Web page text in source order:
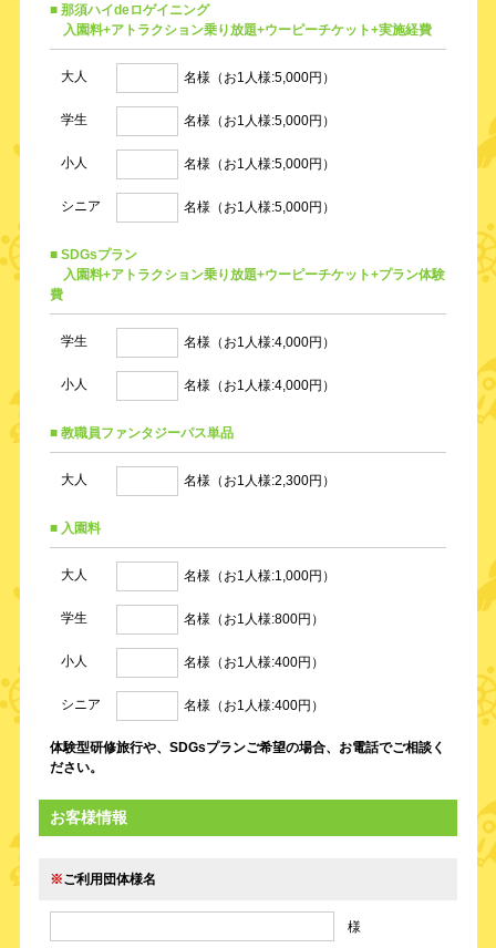
■ 那須ハイdeロゲイニング
入園料+アトラクション乗り放題+ウーピーチケット+実施経費
大人 名様（お1人様:5,000円）
学生 名様（お1人様:5,000円）
小人 名様（お1人様:5,000円）
シニア 名様（お1人様:5,000円）
■ SDGsプラン
入園料+アトラクション乗り放題+ウーピーチケット+プラン体験
費
学生 名様（お1人様:4,000円）
小人 名様（お1人様:4,000円）
■ 教職員ファンタジーパス単品
大人 名様（お1人様:2,300円）
■ 入園料
大人 名様（お1人様:1,000円）
学生 名様（お1人様:800円）
小人 名様（お1人様:400円）
シニア 名様（お1人様:400円）
体験型研修旅行や、SDGsプランご希望の場合、お電話でご相談く
ださい。
お客様情報
※ご利用団体様名
様